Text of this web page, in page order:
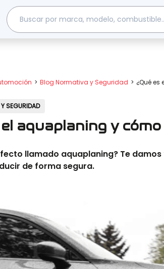
Blog Normativa y Seguridad ¿Qué
SEGURIDAD
el aquaplaning y
llamado aquaplaning? Te
de forma segura.